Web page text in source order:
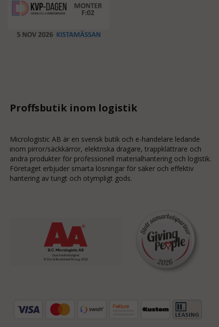
Proffsbutik inom logistik
Micrologistic AB är en svensk butik och e-handelare ledande
inom pirror/säckkärror, elektriska dragare, trappklättrare och
andra produkter för professionell materialhantering och logistik.
Företaget erbjuder smarta lösningar för säker och effektiv
hantering av tungt och otympligt gods.